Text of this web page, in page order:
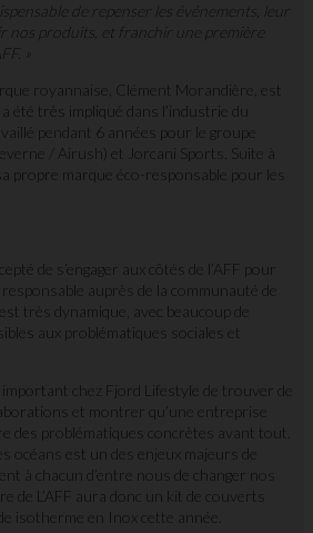
de repenser les événements, leur
nos produits, et franchir
une première
»
royannaise, Clément Morandière, est
été très impliqué dans l’industrie du
pendant 6 années pour le groupe
/ Airush) et Jorcani Sports. Suite à
propre marque éco-responsable pour les
de s’engager aux côtés de l’AFF pour
auprès de la communauté de
très dynamique, avec beaucoup de
aux problématiques sociales et
chez Fjord Lifestyle de trouver de
et montrer qu’une entreprise
des problématiques concrètes avant tout.
océans est un des enjeux majeurs de
à chacun d’entre nous de changer nos
de L’AFF aura donc un kit de couverts
isotherme en Inox cette année.